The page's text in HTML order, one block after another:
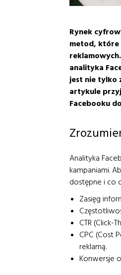
Rynek
metod, które
analityka
jest nie tylko
artykule
Facebooku
Analityka
kampaniami.
dostępne i co
Zasięg
CTR
CPC (Cost
reklamą.
Konwersje